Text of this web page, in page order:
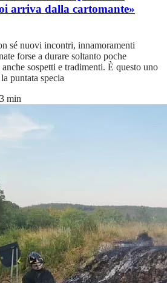
arriva dalla cartomante»
sé nuovi incontri, innamoramenti
forse a durare soltanto poche
sospetti e tradimenti. È questo uno
puntata specia
3 min